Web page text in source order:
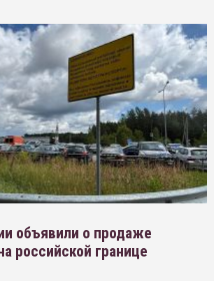
объявили о продаже
российской границе